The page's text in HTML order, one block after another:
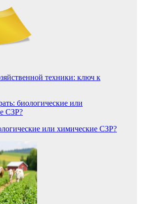
техники: ключ к
или химические СЗР?